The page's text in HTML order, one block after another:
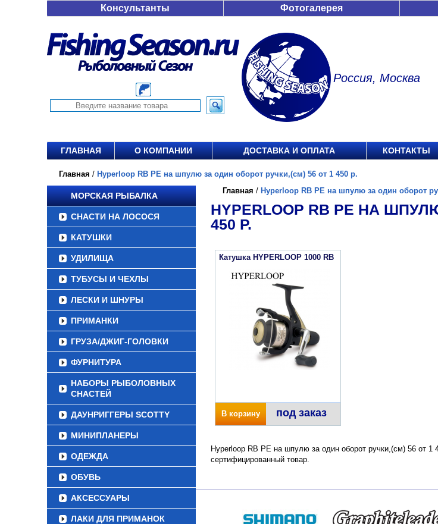
Консультанты Фотогалерея
Россия, Москва
ГЛАВНАЯ О КОМПАНИИ ДОСТАВКА И ОПЛАТА КОНТАКТЫ
Главная / Hyperloop RB PE на шпулю за один оборот ручки,(см) 56 от 1 450 р.
МОРСКАЯ РЫБАЛКА
СНАСТИ НА ЛОСОСЯ
КАТУШКИ
УДИЛИЩА
ТУБУСЫ И ЧЕХЛЫ
ЛЕСКИ И ШНУРЫ
ПРИМАНКИ
ГРУЗА/ДЖИГ-ГОЛОВКИ
ФУРНИТУРА
НАБОРЫ РЫБОЛОВНЫХ
СНАСТЕЙ
ДАУНРИГГЕРЫ SCOTTY
МИНИПЛАНЕРЫ
ОДЕЖДА
ОБУВЬ
АКСЕССУАРЫ
ЛАКИ ДЛЯ ПРИМАНОК
Главная / Hyperloop RB PE на шпулю за один оборот
HYPERLOOP RB PE НА
450 Р.
Катушка HYPERLOOP 1000 RB
В корзину под заказ
Hyperloop RB PE на шпулю за один оборот ручки,(см) 56 от
сертифицированный товар.